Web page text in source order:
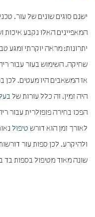
ישנם סוגים שונים של עור.
המאפיינים האלו נקבע איכות
יתרונות: מראה יוקרתי ומגע
שחיקה. השימוש בעור עבור
אז המשאבים היו מעטים.
היה זמין. זה כלל עורות של
הפכו בחירה פופולרית עבור
לאורך זמן הוא דורש טיפול
ולהיקרע. לכן ספות עור
שונה מאוד מטיפול בספות בד